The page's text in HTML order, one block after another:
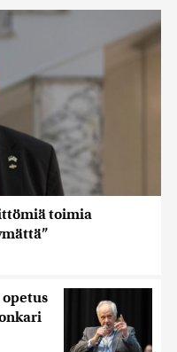
toimia